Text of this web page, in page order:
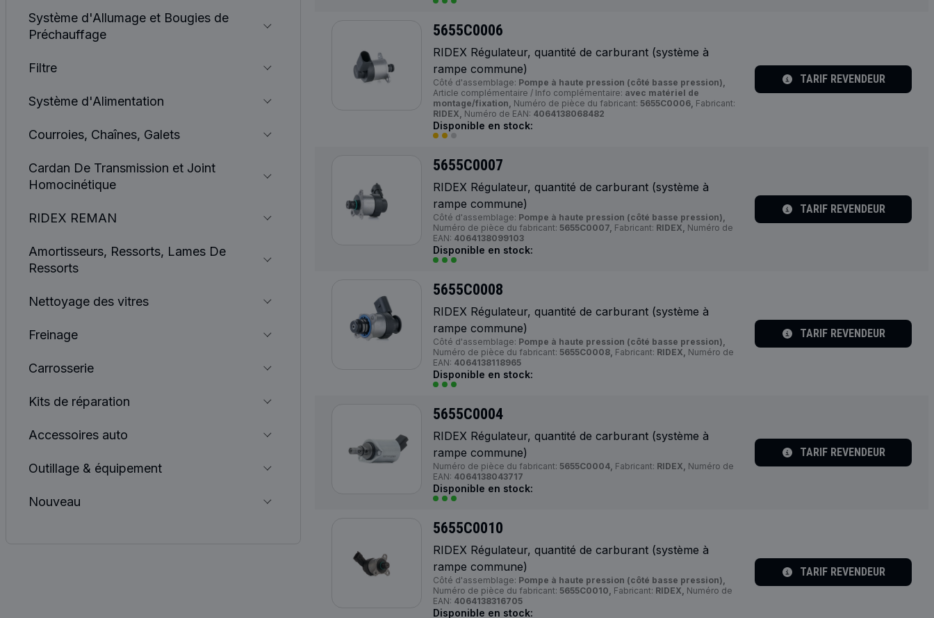
Système d'Allumage et Bougies de
Préchauffage
Filtre
Système d'Alimentation
Courroies, Chaînes, Galets
Cardan De Transmission et Joint
Homocinétique
RIDEX REMAN
Amortisseurs, Ressorts, Lames De
Ressorts
Nettoyage des vitres
Freinage
Carrosserie
Kits de réparation
Accessoires auto
Outillage & équipement
Nouveau
5655C0006
RIDEX Régulateur, quantité de carburant (système à
rampe commune)
Côté d'assemblage: Pompe à haute pression (côté basse pression),
Article complémentaire / Info complémentaire: avec matériel de
montage/fixation, Numéro de pièce du fabricant: 5655C0006, Fabricant:
RIDEX, Numéro de EAN: 4064138068482
Disponible en stock:
TARIF REVENDEUR
5655C0007
RIDEX Régulateur, quantité de carburant (système à
rampe commune)
Côté d'assemblage: Pompe à haute pression (côté basse pression),
Numéro de pièce du fabricant: 5655C0007, Fabricant: RIDEX, Numéro de
EAN: 4064138099103
Disponible en stock:
TARIF REVENDEUR
5655C0008
RIDEX Régulateur, quantité de carburant (système à
rampe commune)
Côté d'assemblage: Pompe à haute pression (côté basse pression),
Numéro de pièce du fabricant: 5655C0008, Fabricant: RIDEX, Numéro de
EAN: 4064138118965
Disponible en stock:
TARIF REVENDEUR
5655C0004
RIDEX Régulateur, quantité de carburant (système à
rampe commune)
Numéro de pièce du fabricant: 5655C0004, Fabricant: RIDEX, Numéro de
EAN: 4064138043717
Disponible en stock:
TARIF REVENDEUR
5655C0010
RIDEX Régulateur, quantité de carburant (système à
rampe commune)
Côté d'assemblage: Pompe à haute pression (côté basse pression),
Numéro de pièce du fabricant: 5655C0010, Fabricant: RIDEX, Numéro de
EAN: 4064138316705
Disponible en stock:
TARIF REVENDEUR